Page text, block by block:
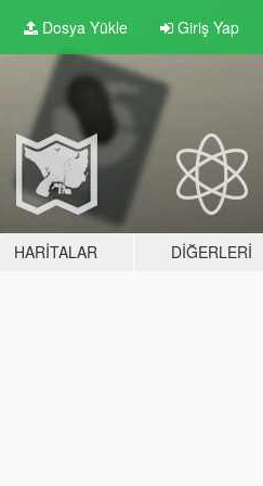
Dosya Yükle Giriş Yap
HARITALAR DIĞERLERI